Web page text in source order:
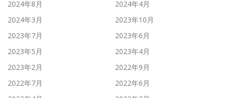
2024年8月
2024年4月
2024年3月
2023年10月
2023年7月
2023年6月
2023年5月
2023年4月
2023年2月
2022年9月
2022年7月
2022年6月